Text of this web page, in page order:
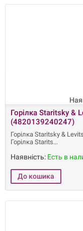
Горілка Staritsky &
(4820139240247)
Горілка Staritsky &
Горілка Starits
Наявність: Есть в